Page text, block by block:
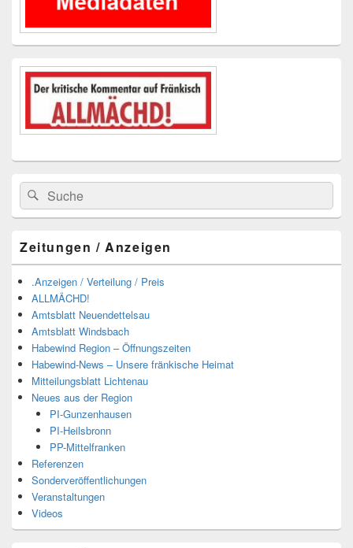
Suchen
nach:
Suchen
Zeitungen / Anzeigen
.Anzeigen / Verteilung / Preis
ALLMÄCHD!
Amtsblatt Neuendettelsau
Amtsblatt Windsbach
Habewind Region – Öffnungszeiten
Habewind-News – Unsere fränkische Heimat
Mitteilungsblatt Lichtenau
Neues aus der Region
PI-Gunzenhausen
PI-Heilsbronn
PP-Mittelfranken
Referenzen
Sonderveröffentlichungen
Veranstaltungen
Videos